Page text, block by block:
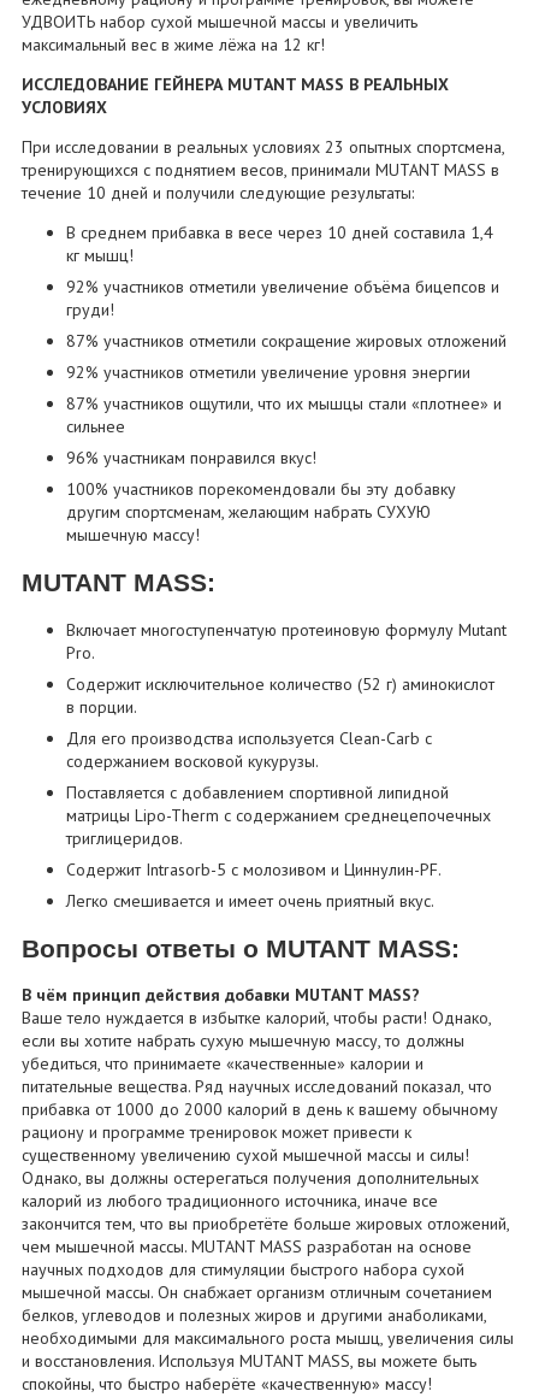
УДВОИТЬ набор сухой мышечной массы и увеличить
максимальный вес в жиме лёжа на 12 кг!
ИССЛЕДОВАНИЕ ГЕЙНЕРА MUTANT MASS В РЕАЛЬНЫХ
УСЛОВИЯХ
При исследовании в реальных условиях 23 опытных спортсмена,
тренирующихся с поднятием весов, принимали MUTANT MASS в
течение 10 дней и получили следующие результаты:
В среднем прибавка в весе через 10 дней составила 1,4
кг мышц!
92% участников отметили увеличение объёма бицепсов и
груди!
87% участников отметили сокращение жировых отложений
92% участников отметили увеличение уровня энергии
87% участников ощутили, что их мышцы стали «плотнее» и
сильнее
96% участникам понравился вкус!
100% участников порекомендовали бы эту добавку
другим спортсменам, желающим набрать СУХУЮ
мышечную массу!
MUTANT MASS:
Включает многоступенчатую протеиновую формулу Mutant
Pro.
Содержит исключительное количество (52 г) аминокислот
в порции.
Для его производства используется Clean-Carb с
содержанием восковой кукурузы.
Поставляется с добавлением спортивной липидной
матрицы Lipo-Therm с содержанием среднецепочечных
триглицеридов.
Содержит Intrasorb-5 с молозивом и Циннулин-PF.
Легко смешивается и имеет очень приятный вкус.
Вопросы ответы о MUTANT MASS:
В чём принцип действия добавки MUTANT MASS?
Ваше тело нуждается в избытке калорий, чтобы расти! Однако,
если вы хотите набрать сухую мышечную массу, то должны
убедиться, что принимаете «качественные» калории и
питательные вещества. Ряд научных исследований показал, что
прибавка от 1000 до 2000 калорий в день к вашему обычному
рациону и программе тренировок может привести к
существенному увеличению сухой мышечной массы и силы!
Однако, вы должны остерегаться получения дополнительных
калорий из любого традиционного источника, иначе все
закончится тем, что вы приобретёте больше жировых отложений,
чем мышечной массы. MUTANT MASS разработан на основе
научных подходов для стимуляции быстрого набора сухой
мышечной массы. Он снабжает организм отличным сочетанием
белков, углеводов и полезных жиров и другими анаболиками,
необходимыми для максимального роста мышц, увеличения силы
и восстановления. Используя MUTANT MASS, вы можете быть
спокойны, что быстро наберёте «качественную» массу!